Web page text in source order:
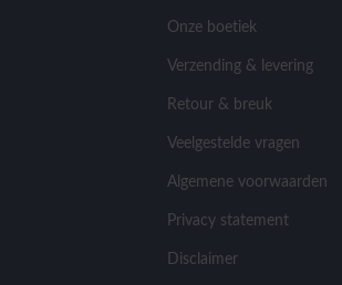
Onze boetiek
Verzending & levering
Retour & breuk
Veelgestelde vragen
Algemene voorwaarden
Privacy statement
Disclaimer